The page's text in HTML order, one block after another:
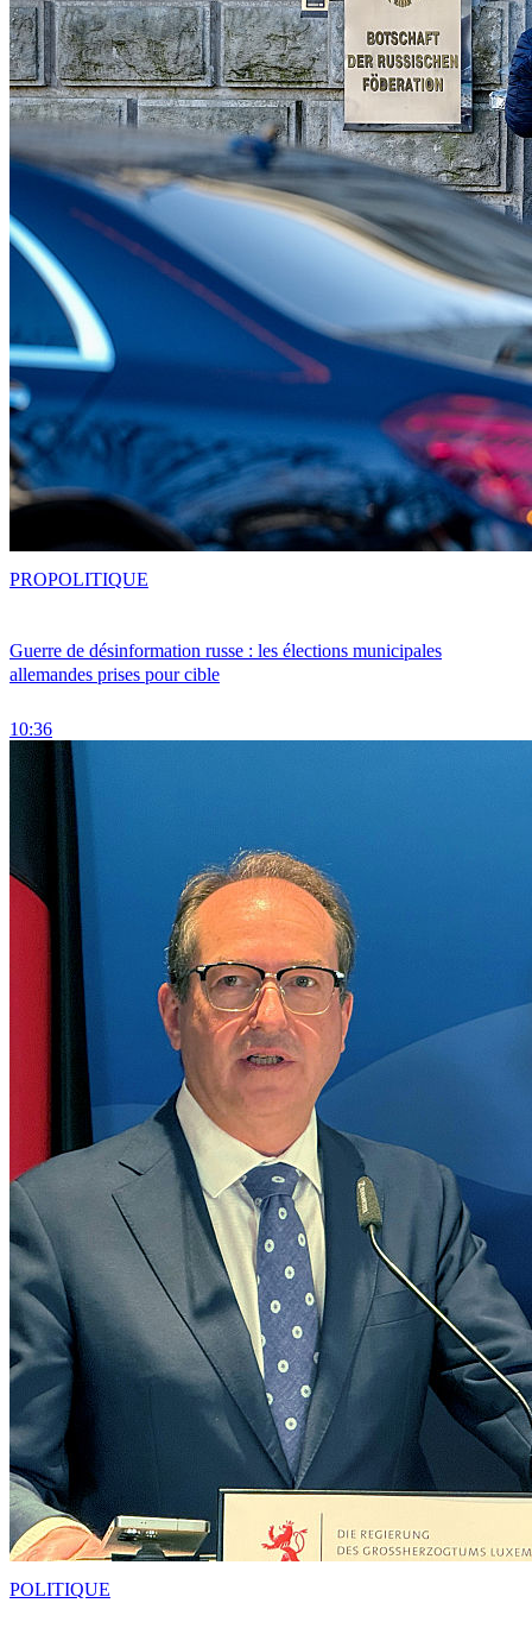
Guerre de désinformation russe : les élections municipales
allemandes prises pour cible
10:36
PROPOLITIQUE
POLITIQUE